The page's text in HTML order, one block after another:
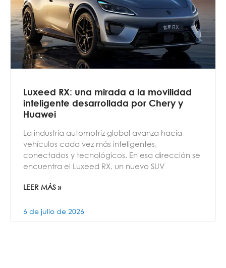
Luxeed RX: una mirada a la movilidad
inteligente desarrollada por Chery y
Huawei
La industria automotriz global avanza hacia
vehículos cada vez más inteligentes,
conectados y tecnológicos. En esa dirección se
encuentra el Luxeed RX, un nuevo SUV
LEER MÁS »
6 de julio de 2026